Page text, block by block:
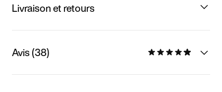
Livraison et retours
Avis (38)